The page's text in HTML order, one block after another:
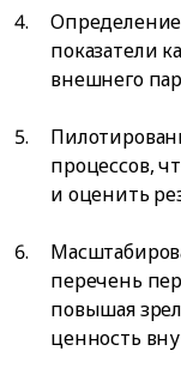
Определение
показатели
внешнего
процессов,
и оценить
перечень
повышая
ценность